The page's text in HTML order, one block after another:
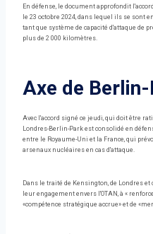
En défense, le document approfondit
le 23 octobre 2024, dans lequel ils se sont
tant que système de capacité d'attaque de
plus de 2 000 kilomètres.
Axe de
Avec l'accord signé ce jeudi, qui doit être
Londres-Berlin-Park est consolidé en
entre le Royaume-Uni et la France, qui
arsenaux nucléaires en cas d'attaque.
Dans le traité de Kensington, de Londres
leur engagement envers l'OTAN, à «
«compétence stratégique accrue» et de